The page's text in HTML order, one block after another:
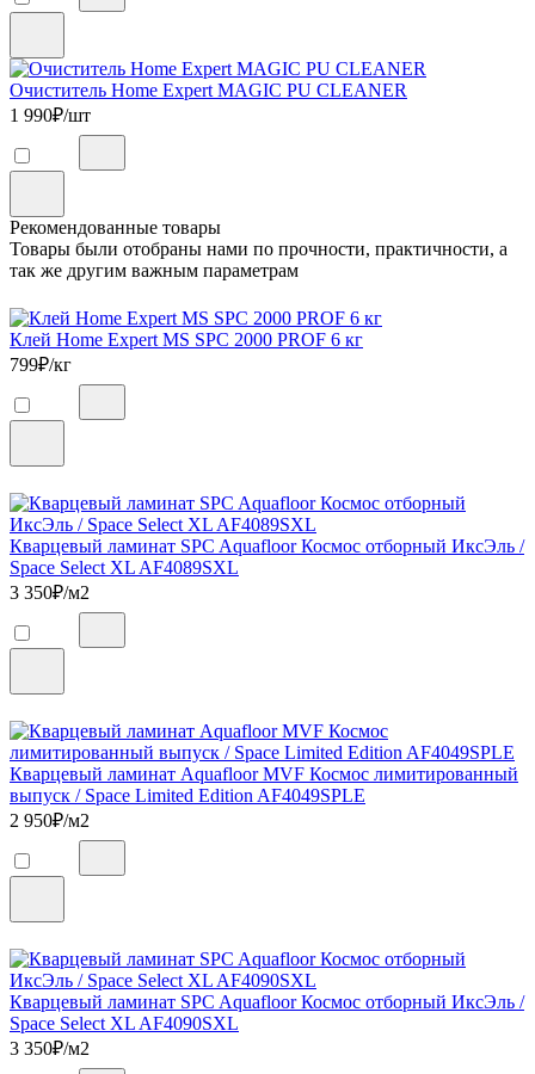
Очиститель Home Expert MAGIC PU CLEANER
1 990₽/шт
Рекомендованные товары
Товары были отобраны нами по прочности, практичности, а
так же другим важным параметрам
Клей Home Expert MS SPC 2000 PROF 6 кг
799₽/кг
Кварцевый ламинат SPC Aquafloor Космос отборный ИксЭль /
Space Select XL AF4089SXL
3 350₽/м2
Кварцевый ламинат Aquafloor MVF Космос лимитированный
выпуск / Space Limited Edition AF4049SPLE
2 950₽/м2
Кварцевый ламинат SPC Aquafloor Космос отборный ИксЭль /
Space Select XL AF4090SXL
3 350₽/м2